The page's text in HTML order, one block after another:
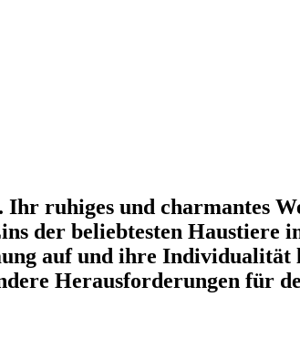
ruhiges und charmantes
der beliebtesten Haustiere
auf und ihre Individualität
Herausforderungen für